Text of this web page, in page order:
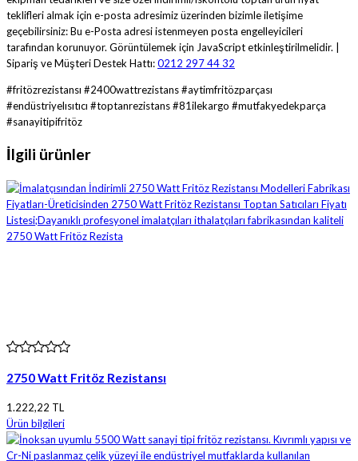
teklifleri almak için e-posta adresimiz üzerinden bizimle iletişime
geçebilirsiniz:Bu e-Posta adresi istenmeyen posta engelleyicileri
tarafından korunuyor. Görüntülemek için JavaScript etkinleştirilmelidir.
Sipariş ve Müşteri Destek Hattı:0212 297 44 32
#fritözrezistansı #2400wattrezistans #aytimfritözparçası
#endüstriyelısıtıcı #toptanrezistans #81ilekargo #mutfakyedekparça
#sanayitipifritöz
İlgili ürünler
2750 Watt Fritöz Rezistansı
1.222,22 TL
Ürün bilgileri